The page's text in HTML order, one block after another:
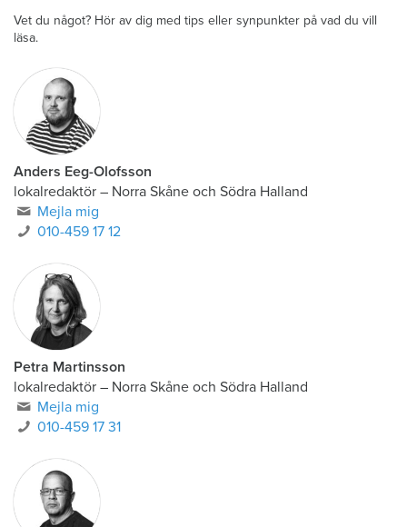
Vet du något? Hör av dig med tips eller synpunkter på vad du vill
läsa.
Anders Eeg-Olofsson
lokalredaktör – Norra Skåne och Södra Halland
Mejla mig
010-459 17 12
Petra Martinsson
lokalredaktör – Norra Skåne och Södra Halland
Mejla mig
010-459 17 31